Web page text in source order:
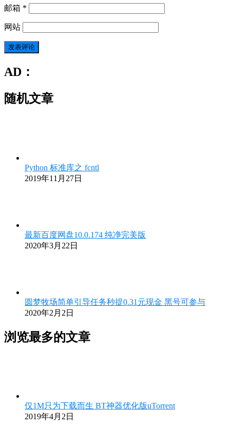
邮箱 *
网站
AD：
随机文章
Python 标准库之 fcntl
2019年11月27日
最新百度网盘10.0.174 纯净完美版
2020年3月22日
圆梦牧场简单引导任务秒提0.31元现金 黑号可参与
2020年2月2日
浏览最多的文章
仅1M只为下载而生 BT神器优化版uTorrent
2019年4月2日